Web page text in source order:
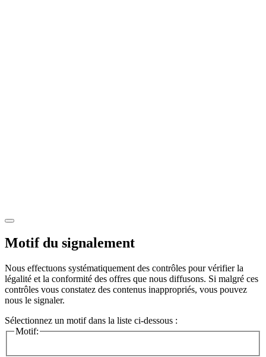
Motif du signalement
Nous effectuons systématiquement des contrôles pour vérifier la
légalité et la conformité des offres que nous diffusons. Si malgré ces
contrôles vous constatez des contenus inappropriés, vous pouvez
nous le signaler.
Sélectionnez un motif dans la liste ci-dessous :
Motif: